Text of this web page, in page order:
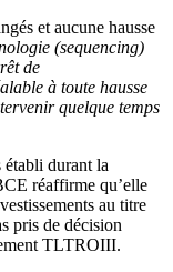
et aucune hausse
(sequencing)
de
à toute hausse
quelque temps
établi durant la
réaffirme qu’elle
au titre
pris de décision
TLTROIII.